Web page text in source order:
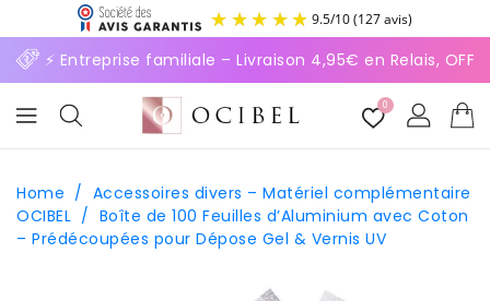
9.5/10
⚡ Entreprise familiale – Livraison 4,95€ en Relais,
0
Home / Accessoires divers – Matériel complémentaire
OCIBEL / Boîte de 100 Feuilles d’Aluminium avec Coton
– Prédécoupées pour Dépose Gel & Vernis UV